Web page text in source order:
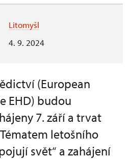
Litomyšl
4. 9. 2024
(European
EHD) budou
7. září a trvat
letošního
svět“ a zahájení